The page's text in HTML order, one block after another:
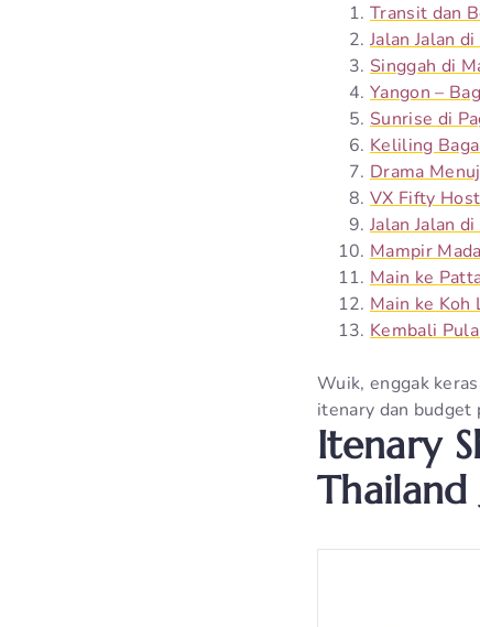
Transit dan
Jalan Jalan
Singgah di
Yangon –
Sunrise di
Keliling
Drama
VX Fifty
Jalan Jalan
Mampir
Main ke
Main ke Koh
Kembali
Wuik, enggak
itenary dan budget
Itenary